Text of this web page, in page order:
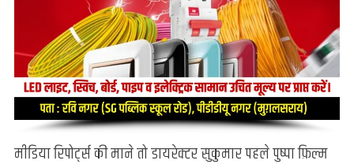
मीडिया रिपोर्ट्स की माने तो डायरेक्टर सुकुमार पहले पुष्पा फ़िल्म